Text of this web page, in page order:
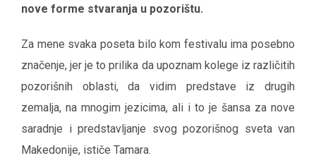
nove forme stvaranja u pozorištu.
Za mene svaka poseta bilo kom festivalu ima posebno
značenje, jer je to prilika da upoznam kolege iz različitih
pozorišnih oblasti, da vidim predstave iz drugih
zemalja, na mnogim jezicima, ali i to je šansa za nove
saradnje i predstavljanje svog pozorišnog sveta van
Makedonije, ističe Tamara.